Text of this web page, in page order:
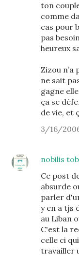
ton
comme
cas pour
pas
heureux
Zizou n’a
ne sait
gagne
ça se
de vie, et
3/16/
nobilis
Ce post
absurde
parler
y en a tjs
au Liban
C'est la
celle ci
travailler